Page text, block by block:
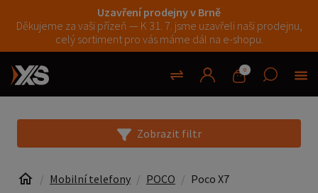
Uzavření prodejny v Brně
Děkujeme za vaši přízeň — K 31. 7. jsme uzavřeli naši prodejnu,
celý sortiment pro vás máme dál na e-shopu.
0
Zobrazit filtr
Mobilní telefony POCO Poco X7